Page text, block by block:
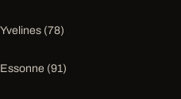
Yvelines (78)
Essonne (91)